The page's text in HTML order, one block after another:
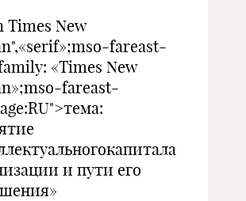
Times New
fareast-
«Times New
fareast-
и пути его